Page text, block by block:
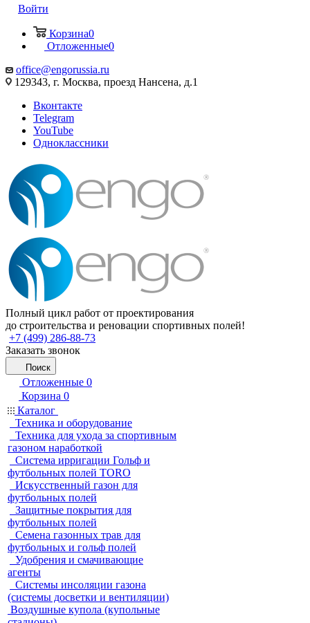
Войти
Корзина0
Отложенные0
office@engorussia.ru
129343, г. Москва, проезд Нансена, д.1
Вконтакте
Telegram
YouTube
Одноклассники
Полный цикл работ от проектирования
до строительства и реновации спортивных полей!
+7 (499) 286-88-73
Заказать звонок
Поиск
Отложенные 0
Корзина 0
Каталог
Техника и оборудование
Техника для ухода за спортивным
газоном наработкой
Система ирригации Гольф и
футбольных полей TORO
Искусственный газон для
футбольных полей
Защитные покрытия для
футбольных полей
Семена газонных трав для
футбольных и гольф полей
Удобрения и смачивающие
агенты
Системы инсоляции газона
(системы досветки и вентиляции)
Воздушные купола (купольные